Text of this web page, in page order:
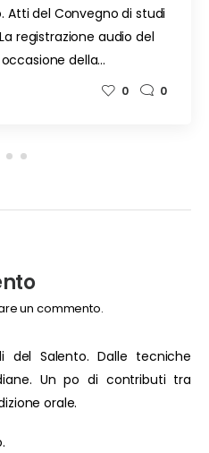
Atti del Convegno di studi
registrazione audio del
della…
0 0
un commento.
del Salento. Dalle tecniche
Un po di contributi tra
orale.